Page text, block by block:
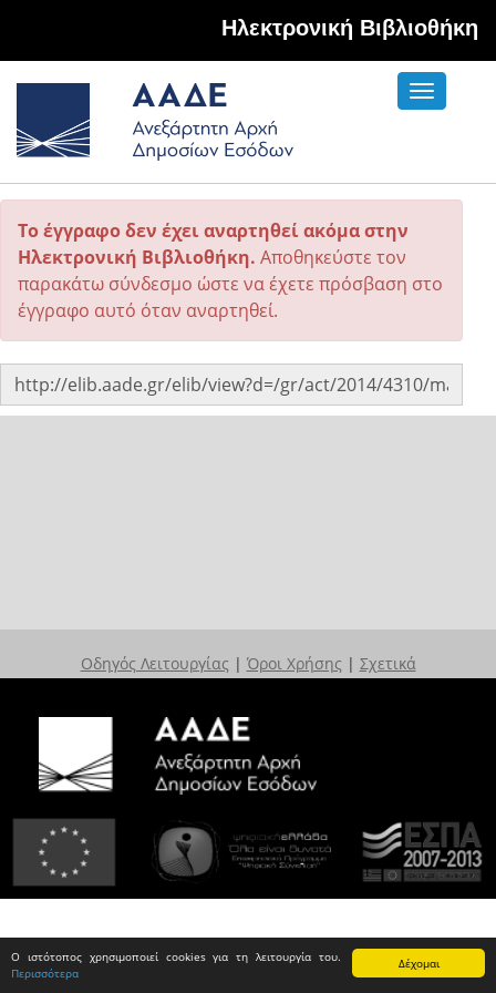
Δέχομαι
Ο ιστότοπος χρησιμοποιεί cookies για τη λειτουργία του.
Περισσότερα
Hλεκτρονική Βιβλιοθήκη
Toggle
Το έγγραφο δεν έχει αναρτηθεί ακόμα στην
Ηλεκτρονική Βιβλιοθήκη. Αποθηκεύστε τον
παρακάτω σύνδεσμο ώστε να έχετε πρόσβαση στο
έγγραφο αυτό όταν αναρτηθεί.
Οδηγός Λειτουργίας | Όροι Χρήσης | Σχετικά